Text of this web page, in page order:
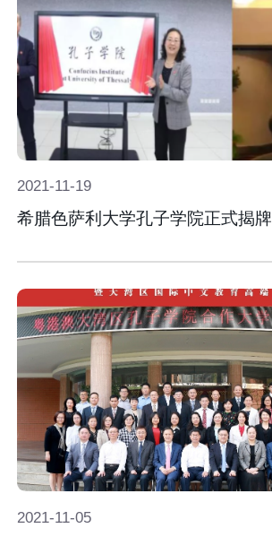
2021-11-19
希腊色萨利大学孔子学院正式揭牌
2021-11-05